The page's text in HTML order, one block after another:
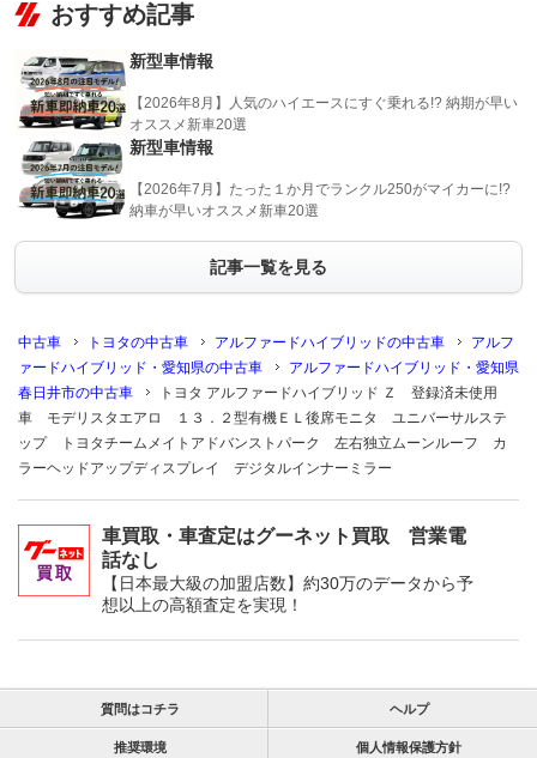
おすすめ記事
新型車情報
【2026年8月】人気のハイエースにすぐ乗れる!? 納期が早い
オススメ新車20選
新型車情報
【2026年7月】たった１か月でランクル250がマイカーに!?
納車が早いオススメ新車20選
記事一覧を見る
中古車 トヨタの中古車 アルファードハイブリッドの中古車
アルフ
ァードハイブリッド・愛知県の中古車
アルファードハイブリッド・愛知県
春日井市の中古車
トヨタ アルファードハイブリッド Ｚ 登録済未使用
車 モデリスタエアロ １３．２型有機ＥＬ後席モニタ ユニバーサルステ
ップ トヨタチームメイトアドバンストパーク 左右独立ムーンルーフ カ
ラーヘッドアップディスプレイ デジタルインナーミラー
車買取・車査定はグーネット買取 営業電
話なし
【日本最大級の加盟店数】約30万のデータから予
想以上の高額査定を実現！
質問はコチラ ヘルプ
推奨環境 個人情報保護方針